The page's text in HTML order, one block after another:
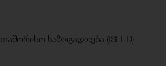
საზოგადოება (ISFED)